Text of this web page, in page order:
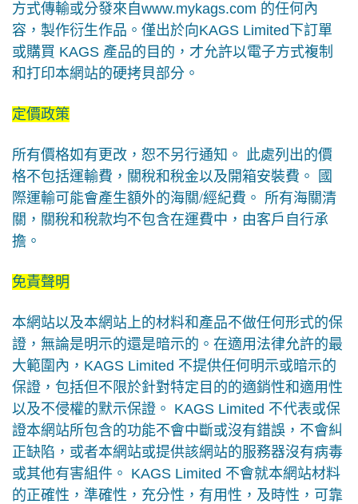
方式傳輸或分發來自 www.mykags.com 的任何內
容，製作衍生作品。僅出於向KAGS Limited 下訂單
或購買 KAGS 產品的目的，才允許以電子方式複制
和打印本網站的硬拷貝部分。
定價政策
所有價格如有更改，恕不另行通知。 此處列出的價
格不包括運輸費，關稅和稅金以及開箱安裝費。
國
際運輸可能會產生額外的海關/經紀費。 所有海關清
關，關稅和稅款均不包含在運費中，由客戶自行承
擔。
免責聲明
本網站以及本網站上的材料和產品不做任何形式的保
證，無論是明示的還是暗示的。在適用法律允許的最
大範圍內， KAGS Limited 不提供任何明示或暗示的
保證，包括但不限於針對特定目的的適銷性和適用性
以及不侵權的默示保證。 KAGS Limited 不代表或保
證本網站所包含的功能不會中斷或沒有錯誤，不會糾
正缺陷，或者本網站或提供該網站的服務器沒有病毒
或其他有害組件。 KAGS Limited 不會就本網站材料
的正確性，準確性，充分性，有用性，及時性，可靠